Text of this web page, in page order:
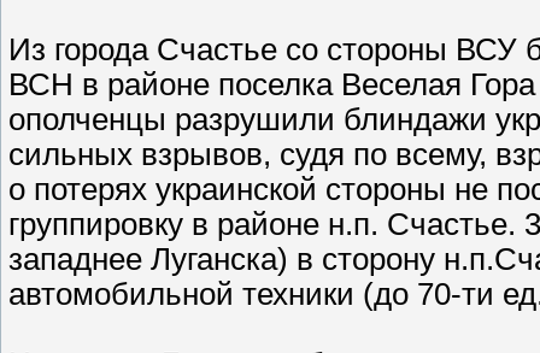
Из города Счастье со стороны
ВСН в районе поселка Веселая
ополченцы разрушили блиндажи
сильных взрывов, судя по всему,
о потерях украинской стороны не
группировку в районе н.п.
западнее Луганска) в сторону
автомобильной техники (до 70-ти